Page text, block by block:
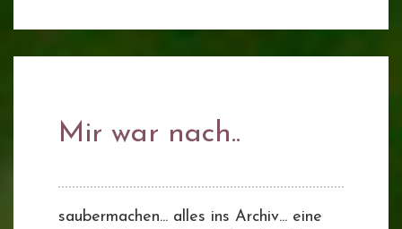
Mir war nach..
saubermachen... alles ins Archiv... eine